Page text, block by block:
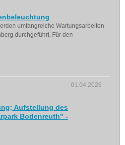
umfangreiche Wartungsarbeiten
durchgeführt. Für den
01.04.2026
Aufstellung des
Bodenreuth" -